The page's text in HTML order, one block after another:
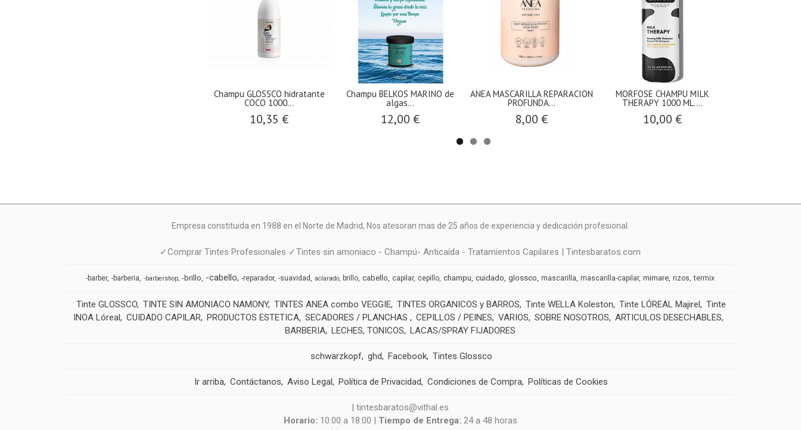
Champu GLOSSCO hidratante
COCO 1000...
10,35 €
Champu BELKOS MARINO de
algas...
12,00 €
ANEA MASCARILLA REPARACION
PROFUNDA...
8,00 €
MORFOSE CHAMPU MILK
THERAPY 1000 ML....
10,00 €
Empresa constituida en 1988 en el Norte de Madrid, Nos atesoran mas de 25 años de experiencia y dedicación profesional.
✓Comprar Tintes Profesionales ✓Tintes sin amoniaco - Champú- Anticaída - Tratamientos Capilares | Tintesbaratos.com
-barber -barberia -barbershop -brillo -cabello -reparador -suavidad aclarado brillo cabello capilar cepillo champu cuidado glossco mascarilla mascarilla-capilar mimare rizos termix
Tinte GLOSSCO TINTE SIN AMONIACO NAMONY TINTES ANEA combo VEGGIE TINTES ORGANICOS y BARROS Tinte WELLA Koleston Tinte LÓREAL Majirel Tinte
INOA Lóreal
CUIDADO CAPILAR PRODUCTOS ESTETICA SECADORES / PLANCHAS CEPILLOS / PEINES VARIOS SOBRE NOSOTROS
ARTICULOS DESECHABLES
BARBERIA
LECHES, TONICOS LACAS/SPRAY FIJADORES
schwarzkopf ghd Facebook Tintes Glossco
Ir arriba Contáctanos Aviso Legal Política de Privacidad Condiciones de Compra Políticas de Cookies
| tintesbaratos@vithal.es
Horario: 10:00 a 18:00 | Tiempo de Entrega: 24 a 48 horas